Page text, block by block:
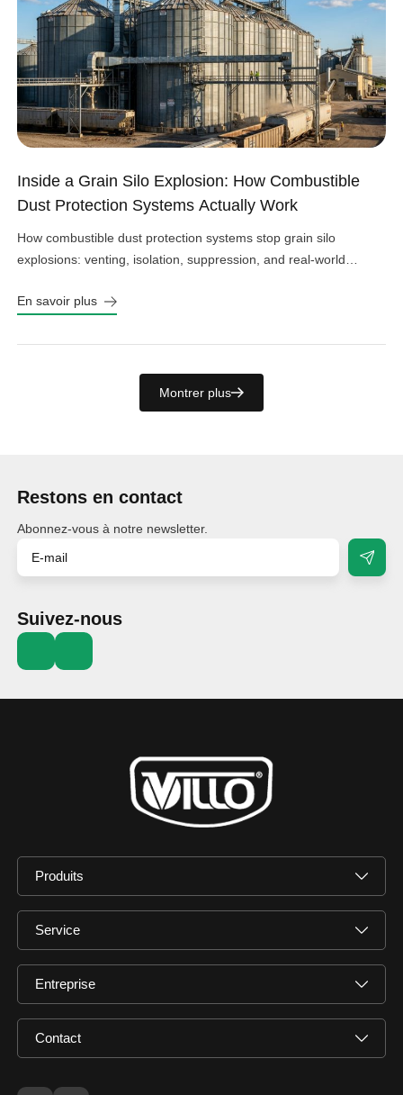
Inside a Grain Silo Explosion: How Combustible
Dust Protection Systems Actually Work
How combustible dust protection systems stop grain silo
explosions: venting, isolation, suppression, and real-world
En savoir plus
Montrer plus
Restons en contact
Abonnez-vous à notre newsletter.
Suivez-nous
Produits
Service
Entreprise
Contact